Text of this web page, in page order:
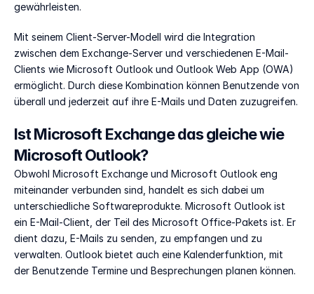
gewährleisten.
Mit seinem Client-Server-Modell wird die Integration
zwischen dem Exchange-Server und verschiedenen E-Mail-
Clients wie Microsoft Outlook und Outlook Web App (OWA)
ermöglicht. Durch diese Kombination können Benutzende von
überall und jederzeit auf ihre E-Mails und Daten zuzugreifen.
Ist Microsoft Exchange das gleiche wie
Microsoft Outlook?
Obwohl Microsoft Exchange und Microsoft Outlook eng
miteinander verbunden sind, handelt es sich dabei um
unterschiedliche Softwareprodukte. Microsoft Outlook ist
ein E-Mail-Client, der Teil des Microsoft Office-Pakets ist. Er
dient dazu, E-Mails zu senden, zu empfangen und zu
verwalten. Outlook bietet auch eine Kalenderfunktion, mit
der Benutzende Termine und Besprechungen planen können.